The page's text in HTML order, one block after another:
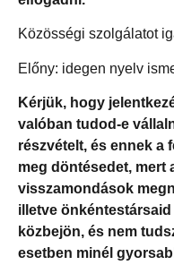
Közösségi szolgálatot
Előny: idegen nyelv
Kérjük, hogy
valóban tudod-e
részvételt, és ennek a
meg döntésedet, mert
visszamondások
illetve
közbejön, és nem
esetben minél